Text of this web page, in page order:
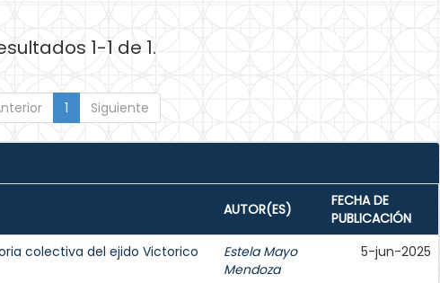
1-1 de 1.
1 Siguiente
AUTOR(ES)
FECHA DE
PUBLICACIÓN
colectiva del ejido Victorico
Estela Mayo
Mendoza
5-jun-2025